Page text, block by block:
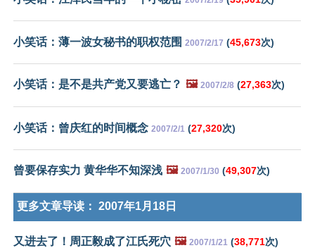
小笑话：薄一波女秘书的职权范围 2007/2/17 (45,673次)
小笑话：是不是共产党又要逃亡？ 🖼️ 2007/2/8 (27,363次)
小笑话：曾庆红的时间概念 2007/2/1 (27,320次)
曾要保存实力 黄华华不知深浅 🖼️ 2007/1/30 (49,307次)
更多文章导读： 2007年1月18日
又进去了！周正毅成了江氏死穴 🖼️ 2007/1/21 (38,771次)